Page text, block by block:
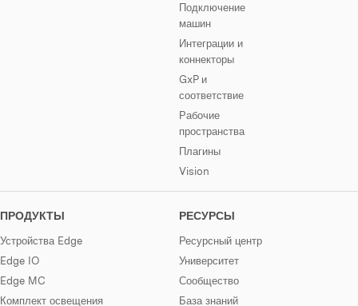
Подключение
машин
Интеграции и
коннекторы
GxP и
соответствие
Рабочие
пространства
Плагины
Vision
ПРОДУКТЫ
Устройства Edge
Edge IO
Edge MC
Комплект освещения
РЕСУРСЫ
Ресурсный центр
Университет
Сообщество
База знаний